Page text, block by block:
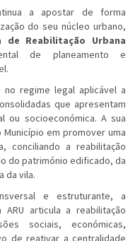
a apostar de forma
do seu núcleo urbano,
de Reabilitação Urbana
de planeamento e
no regime legal aplicável a
que apresentam
ou socioeconómica. A sua
em promover uma
conciliando a reabilitação
do património edificado, da
da vila.
e estruturante, a
articula a reabilitação
sociais, económicas,
de reativar a centralidade